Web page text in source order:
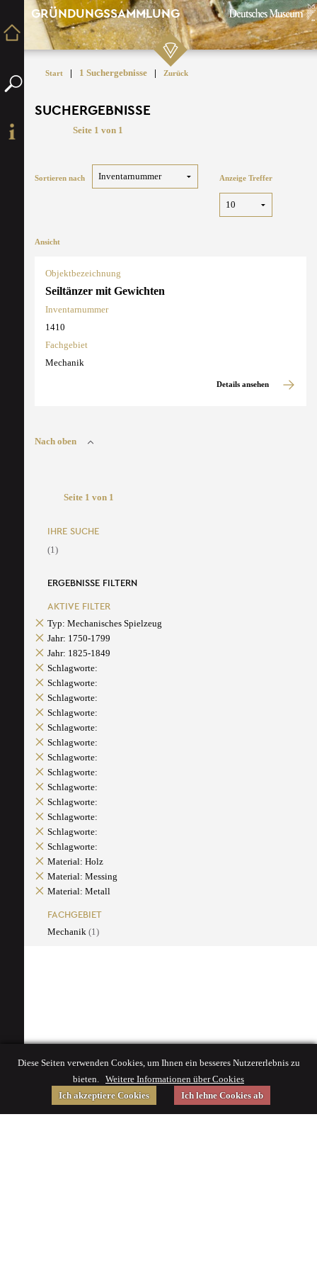
GRÜNDUNGSSAMMLUNG
Start | 1 Suchergebnisse | Zurück
SUCHERGEBNISSE
Seite 1 von 1
Sortieren nach Anzeige Treffer
Ansicht
Objektbezeichnung
Seiltänzer mit Gewichten
Inventarnummer
1410
Fachgebiet
Mechanik
Details ansehen
Nach oben
Seite 1 von 1
IHRE SUCHE
(1)
ERGEBNISSE FILTERN
AKTIVE FILTER
Typ: Mechanisches Spielzeug
Jahr: 1750-1799
Jahr: 1825-1849
Schlagworte:
Schlagworte:
Schlagworte:
Schlagworte:
Schlagworte:
Schlagworte:
Schlagworte:
Schlagworte:
Schlagworte:
Schlagworte:
Schlagworte:
Schlagworte:
Schlagworte:
Material: Holz
Material: Messing
Material: Metall
FACHGEBIET
Mechanik (1)
Diese Seiten verwenden Cookies, um Ihnen ein besseres Nutzererlebnis zu
bieten. Weitere Informationen über Cookies
Ich akzeptiere Cookies
Ich lehne Cookies ab